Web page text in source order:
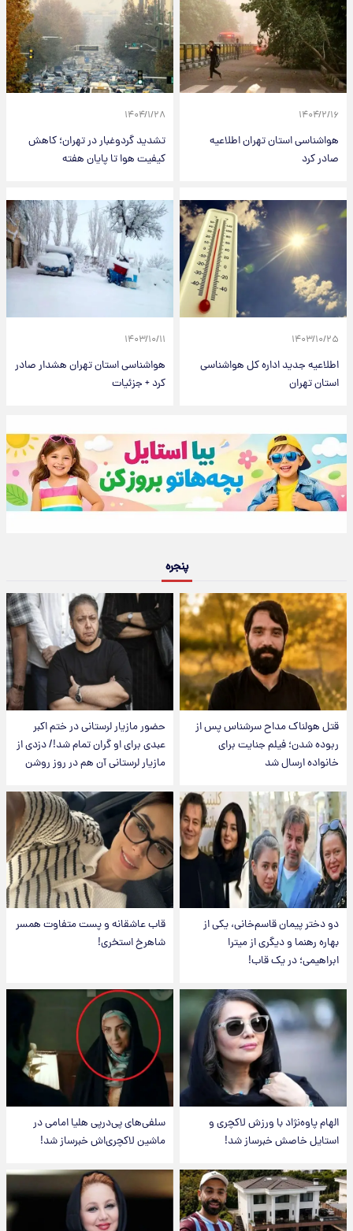
۱۴۰۴/۲/۱۶
هواشناسی استان تهران اطلاعیه
صادر کرد
۱۴۰۴/۱/۲۸
تشدید گردوغبار در تهران؛ کاهش
کیفیت هوا تا پایان هفته
۱۴۰۳/۱۰/۲۵
اطلاعیه جدید اداره کل هواشناسی
استان تهران
۱۴۰۳/۱۰/۱۱
هواشناسی استان تهران هشدار صادر
کرد + جزئیات
پنجره
قتل هولناک مداح سرشناس پس از
ربوده شدن؛ فیلم جنایت برای
خانواده ارسال شد
حضور مازیار لرستانی در ختم اکبر
عبدی برای او گران تمام شد!/ دزدی از
مازیار لرستانی آن هم در روز روشن
دو دختر پیمان قاسم‌خانی، یکی از
بهاره رهنما و دیگری از میترا
ابراهیمی؛ در یک قاب!
قاب عاشقانه و پست متفاوت همسر
شاهرخ استخری!
الهام پاوه‌نژاد با ورزش لاکچری و
استایل خاصش خبرساز شد!
سلفی‌های پی‌درپی هلیا امامی در
ماشین لاکچری‌اش خبرساز شد!